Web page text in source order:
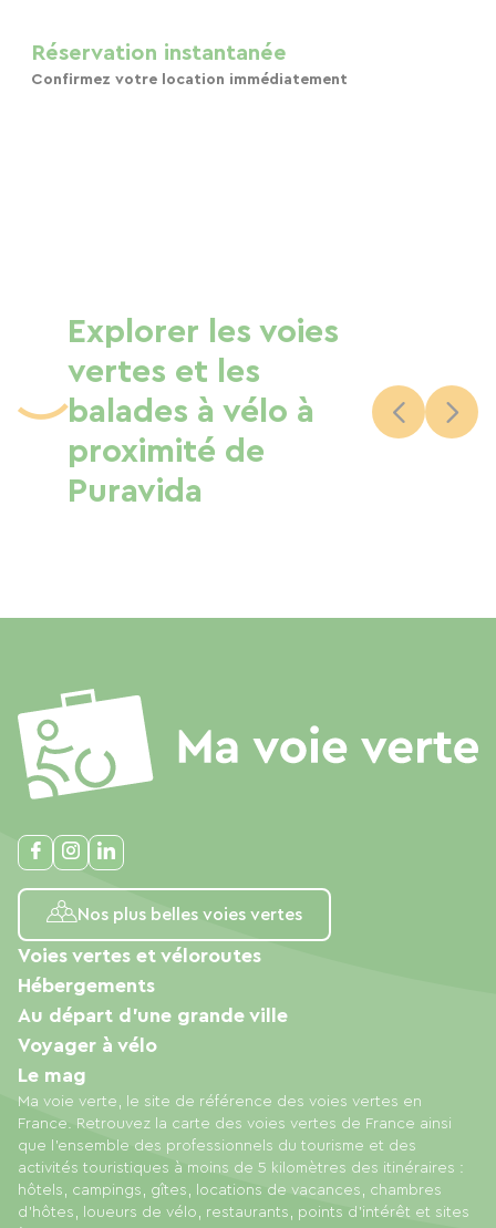
Réservation instantanée
Confirmez votre location immédiatement
Explorer les voies
vertes et les
balades à vélo à
proximité de
Puravida
Nos plus belles voies vertes
Ma voie verte, le site de référence des voies vertes en
France. Retrouvez la carte des voies vertes de France ainsi
que l'ensemble des professionnels du tourisme et des
activités touristiques à moins de 5 kilomètres des itinéraires :
hôtels, campings, gîtes, locations de vacances, chambres
d'hôtes, loueurs de vélo, restaurants, points d'intérêt et sites
Voies vertes et véloroutes
Hébergements
Au départ d'une grande ville
Voyager à vélo
Le mag